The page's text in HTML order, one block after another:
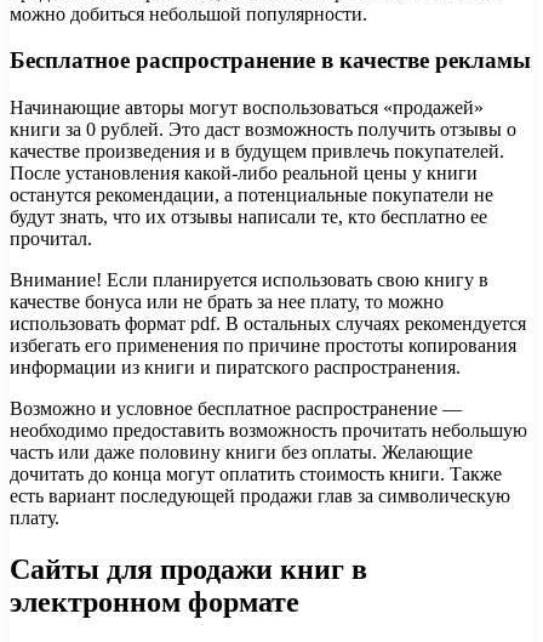
можно добиться небольшой популярности.
Бесплатное распространение в качестве рекламы
Начинающие авторы могут воспользоваться «продажей»
книги за 0 рублей. Это даст возможность получить отзывы о
качестве произведения и в будущем привлечь покупателей.
После установления какой-либо реальной цены у книги
останутся рекомендации, а потенциальные покупатели не
будут знать, что их отзывы написали те, кто бесплатно ее
прочитал.
Внимание! Если планируется использовать свою книгу в
качестве бонуса или не брать за нее плату, то можно
использовать формат pdf. В остальных случаях рекомендуется
избегать его применения по причине простоты копирования
информации из книги и пиратского распространения.
Возможно и условное бесплатное распространение —
необходимо предоставить возможность прочитать небольшую
часть или даже половину книги без оплаты. Желающие
дочитать до конца могут оплатить стоимость книги. Также
есть вариант последующей продажи глав за символическую
плату.
Сайты для продажи книг в
электронном формате